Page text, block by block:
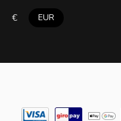
€ EUR